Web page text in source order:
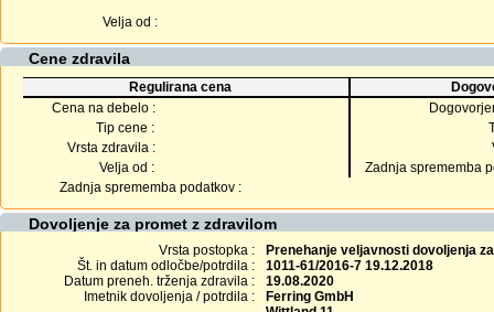
Velja od :
Cene zdravila
Regulirana cena
Cena na debelo :
Tip cene :
Vrsta zdravila :
Velja od :
Zadnja sprememba
Zadnja sprememba podatkov :
Dovoljenje za promet z zdravilom
Vrsta postopka :
Prenehanje veljavnosti dovoljenja
Št. in datum odločbe/potrdila :
1011-61/2016-7 19.12.2018
Datum preneh. trženja zdravila :
19.08.2020
Imetnik dovoljenja / potrdila :
Ferring GmbH